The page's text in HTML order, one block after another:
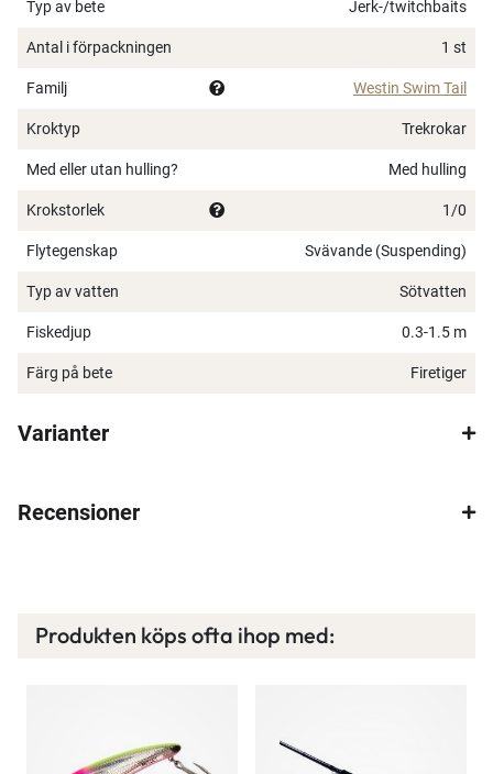
Ett exklusivt medlemskap med många förmåner.
×
tailbete. Addera en Switch Weight i den främre
Blyfri
Sylvassa krokar i carbon steel
Långkastande design
4 simrörelser i ett bete
Mjuka stjärtar fria från giftiga ftalater
Handmålade detaljerade färger
Typ av bete Jerk-/twitchbaits
Antal i förpackningen 1 st
Familj Westin Swim Tail
Kroktyp Trekrokar
Med eller utan hulling? Med hulling
Krokstorlek 1/0
Flytegenskap Svävande (Suspending)
Typ av vatten Sötvatten
Fiskedjup 0.3-1.5 m
Färg på bete Firetiger
Varianter
Recensioner
Produkten köps ofta ihop med: